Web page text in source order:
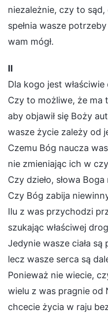
niezależnie, czy to
spełnia wasze
wam mógł.
Ⅱ
Dla kogo jest właściwie
Czy to możliwe, że ma
aby objawił się Boży
wasze życie zależy od
Czemu Bóg naucza
nie zmieniając ich w
Czy dzieło, słowa
Czy Bóg zabija
Ilu z was przychodzi
szukając właściwej
Jedynie wasze ciała są
lecz wasze serca są
Ponieważ nie wiecie,
wielu z was pragnie od
chcecie życia w raju